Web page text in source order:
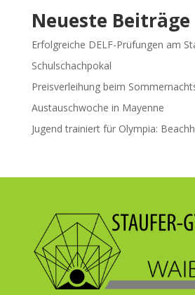
Neueste Beiträge
Erfolgreiche DELF-Prüfungen am
Schulschachpokal
Preisverleihung beim
Austauschwoche in Mayenne
Jugend trainiert für Olympia: